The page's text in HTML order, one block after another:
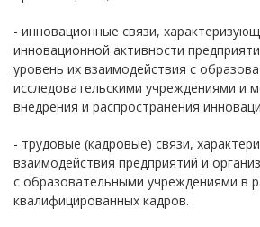
- инновационные связи,
инновационной активности
уровень их взаимодействия с
исследовательскими учреждениями и
внедрения и распространения
- трудовые (кадровые) связи,
взаимодействия предприятий и
с образовательными учреждениями в
квалифицированных кадров.